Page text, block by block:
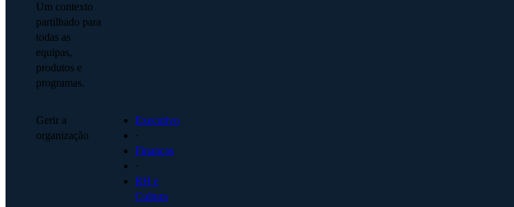
Um contexto
partilhado para
todas as
equipas,
produtos e
programas.
Gerir a
organização
Executivo
·
Finanças
·
RH e
Cultura